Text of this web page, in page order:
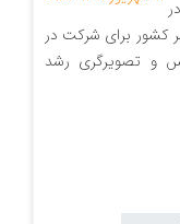
کشور برای شرکت در
و تصویرگری رشد